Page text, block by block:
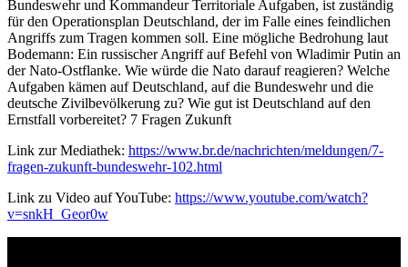
Bundeswehr und Kommandeur Territoriale Aufgaben, ist zuständig
für den Operationsplan Deutschland, der im Falle eines feindlichen
Angriffs zum Tragen kommen soll. Eine mögliche Bedrohung laut
Bodemann: Ein russischer Angriff auf Befehl von Wladimir Putin an
der Nato-Ostflanke. Wie würde die Nato darauf reagieren? Welche
Aufgaben kämen auf Deutschland, auf die Bundeswehr und die
deutsche Zivilbevölkerung zu? Wie gut ist Deutschland auf den
Ernstfall vorbereitet? 7 Fragen Zukunft
Link zur Mediathek: https://www.br.de/nachrichten/meldungen/7-
fragen-zukunft-bundeswehr-102.html
Link zu Video auf YouTube: https://www.youtube.com/watch?
v=snkH_Geor0w